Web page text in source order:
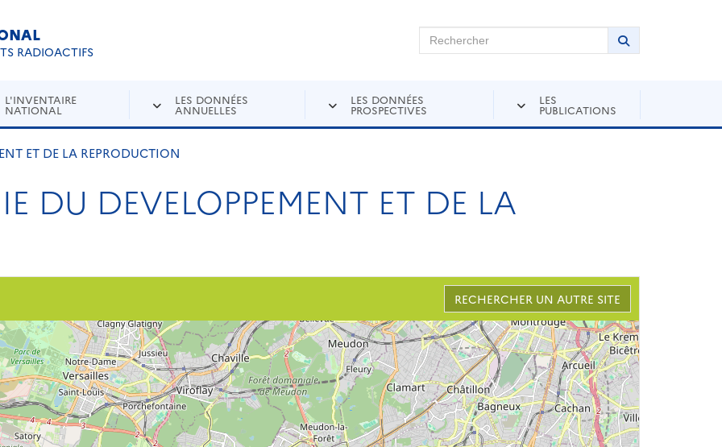
RADIOACTIFS
Rechercher sur Andra Inventaire Rechercher
Lancer la
L'INVENTAIRE
NATIONAL
LES DONNÉES
ANNUELLES
LES DONNÉES
PROSPECTIVES
LES
PUBLICATIONS
ET DE LA REPRODUCTION
DU DEVELOPPEMENT ET DE LA
RECHERCHER UN AUTRE SITE